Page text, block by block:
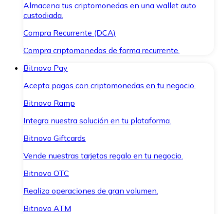
Almacena tus criptomonedas en una wallet auto
custodiada.
Compra Recurrente (DCA)
Compra criptomonedas de forma recurrente.
Bitnovo Pay
Acepta pagos con criptomonedas en tu negocio.
Bitnovo Ramp
Integra nuestra solución en tu plataforma.
Bitnovo Giftcards
Vende nuestras tarjetas regalo en tu negocio.
Bitnovo OTC
Realiza operaciones de gran volumen.
Bitnovo ATM